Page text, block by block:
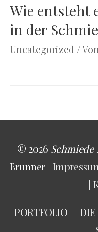
Wie entsteht
in der
Uncategorized / Von
© 2026
Brunner |
PORTFOLIO DIE